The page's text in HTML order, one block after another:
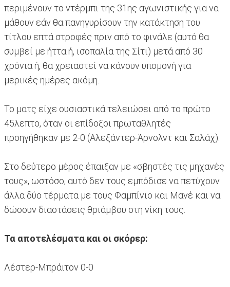
περιμένουν το ντέρμπι της 31ης αγωνιστικής για να
μάθουν εάν θα πανηγυρίσουν την κατάκτηση του
τίτλου επτά στροφές πριν από το φινάλε (αυτό θα
συμβεί με ήττα ή, ισοπαλία της Σίτι) μετά από 30
χρόνια ή, θα χρειαστεί να κάνουν υπομονή για
μερικές ημέρες ακόμη.
Το ματς είχε ουσιαστικά τελειώσει από το πρώτο
45λεπτο, όταν οι επίδοξοι πρωταθλητές
προηγήθηκαν με 2-0 (Αλεξάντερ-Άρνολντ και Σαλάχ).
Στο δεύτερο μέρος έπαιξαν με «σβηστές τις μηχανές
τους», ωστόσο, αυτό δεν τους εμπόδισε να πετύχουν
άλλα δύο τέρματα με τους Φαμπίνιο και Μανέ και να
δώσουν διαστάσεις θριάμβου στη νίκη τους.
Τα αποτελέσματα και οι σκόρερ:
Λέστερ-Μπράιτον 0-0